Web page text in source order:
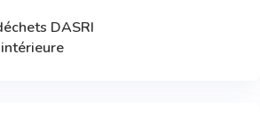
DASRI